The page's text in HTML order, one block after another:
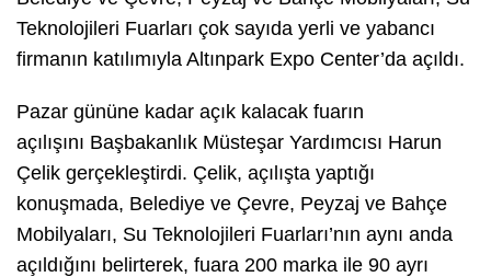
Teknolojileri Fuarları çok sayıda yerli ve yabancı
firmanın katılımıyla Altınpark Expo Center’da açıldı.
Pazar gününe kadar açık kalacak fuarın
açılışını Başbakanlık Müsteşar Yardımcısı Harun
Çelik gerçekleştirdi. Çelik, açılışta yaptığı
konuşmada, Belediye ve Çevre, Peyzaj ve Bahçe
Mobilyaları, Su Teknolojileri Fuarları’nın aynı anda
açıldığını belirterek, fuara 200 marka ile 90 ayrı